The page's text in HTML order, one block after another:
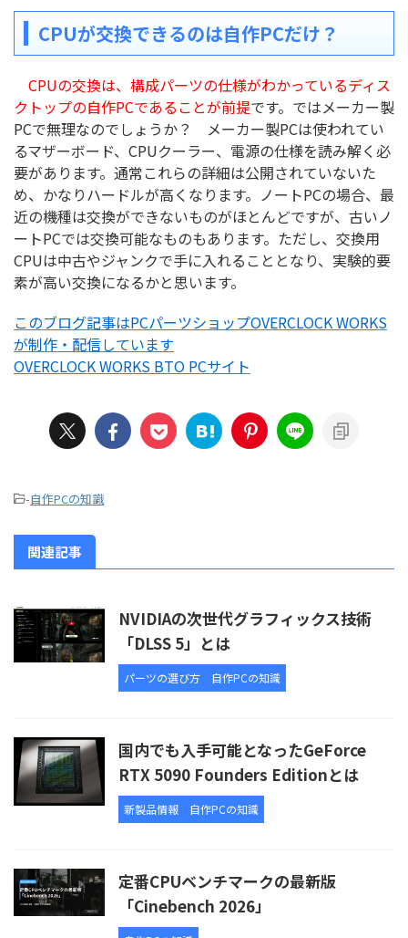
CPUが交換できるのは自作PCだけ？
CPUの交換は、構成パーツの仕様がわかっているディス
クトップの自作PCであることが前提です。ではメーカー製
PCで無理なのでしょうか？ メーカー製PCは使われてい
るマザーボード、CPUクーラー、電源の仕様を読み解く必
要があります。通常これらの詳細は公開されていないた
め、かなりハードルが高くなります。ノートPCの場合、最
近の機種は交換ができないものがほとんどですが、古いノ
ートPCでは交換可能なものもあります。ただし、交換用
CPUは中古やジャンクで手に入れることとなり、実験的要
素が高い交換になるかと思います。
このブログ記事はPCパーツショップOVERCLOCK WORKS
が制作・配信しています
OVERCLOCK WORKS BTO PCサイト
-自作PCの知識
関連記事
NVIDIAの次世代グラフィックス技術
「DLSS 5」とは
パーツの選び方 自作PCの知識
国内でも入手可能となったGeForce
RTX 5090 Founders Editionとは
新製品情報 自作PCの知識
定番CPUベンチマークの最新版
「Cinebench 2026」